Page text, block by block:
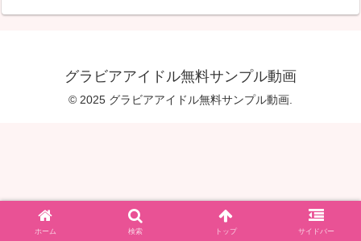
グラビアアイドル無料サンプル動画
© 2025 グラビアアイドル無料サンプル動画.
ホーム 検索 トップ サイドバー